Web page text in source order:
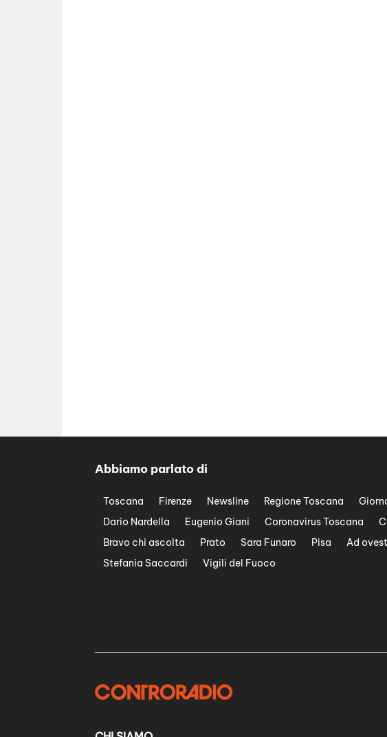
Abbiamo parlato di
Toscana Firenze Newsline Regione Toscana
Dario Nardella
Eugenio Giani Coronavirus Toscana
Bravo chi ascolta
Prato Sara Funaro Pisa Ad
Stefania Saccardi
Vigili del Fuoco